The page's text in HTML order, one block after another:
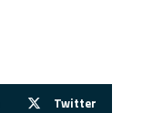
Twitter